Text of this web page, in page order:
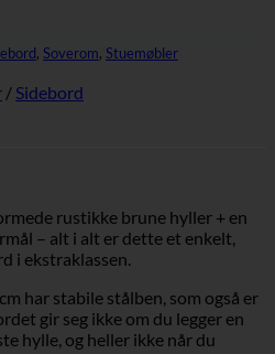
, Soverom, Stuemøbler
/ Sidebord
rustikke brune hyller + en
– alt i alt er dette et enkelt,
i ekstraklassen.
har stabile stålben, som også er
gir seg ikke om du legger en
hylle, og heller ikke når du